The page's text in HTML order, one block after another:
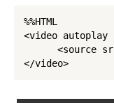
%%HTML
<video autoplay
<source
</video>